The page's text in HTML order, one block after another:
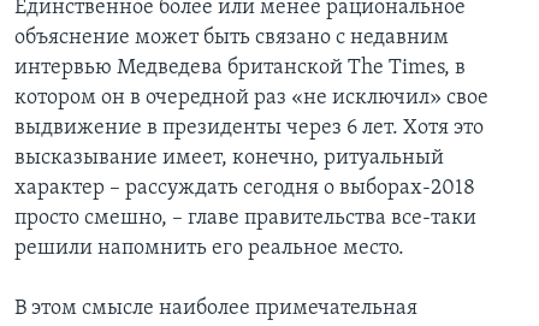
Единственное более или менее рациональное
объяснение может быть связано с недавним
интервью Медведева британской The Times, в
котором он в очередной раз «не исключил» свое
выдвижение в президенты через 6 лет. Хотя это
высказывание имеет, конечно, ритуальный
характер – рассуждать сегодня о выборах-2018
просто смешно, – главе правительства все-таки
решили напомнить его реальное место.
В этом смысле наиболее примечательная